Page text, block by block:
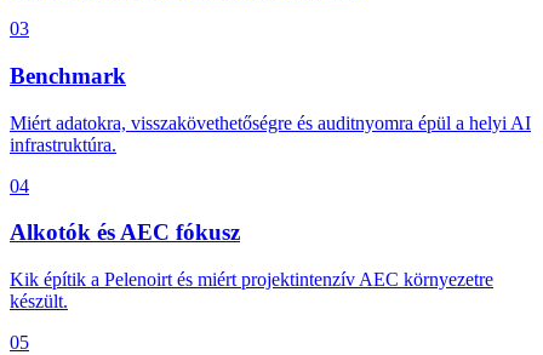
03
Benchmark
Miért adatokra, visszakövethetőségre és auditnyomra épül a helyi AI
infrastruktúra.
04
Alkotók és AEC fókusz
Kik építik a Pelenoirt és miért projektintenzív AEC környezetre
készült.
05